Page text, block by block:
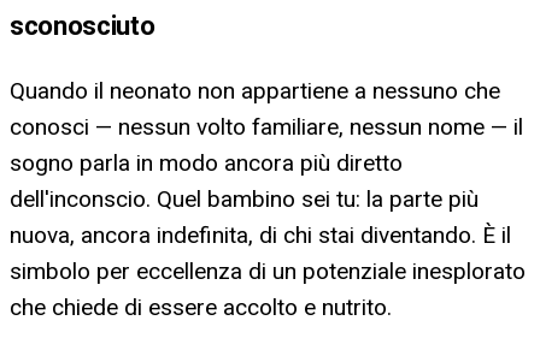
sconosciuto
Quando il neonato non appartiene a nessuno che
conosci — nessun volto familiare, nessun nome — il
sogno parla in modo ancora più diretto
dell'inconscio. Quel bambino sei tu: la parte più
nuova, ancora indefinita, di chi stai diventando. È il
simbolo per eccellenza di un potenziale inesplorato
che chiede di essere accolto e nutrito.